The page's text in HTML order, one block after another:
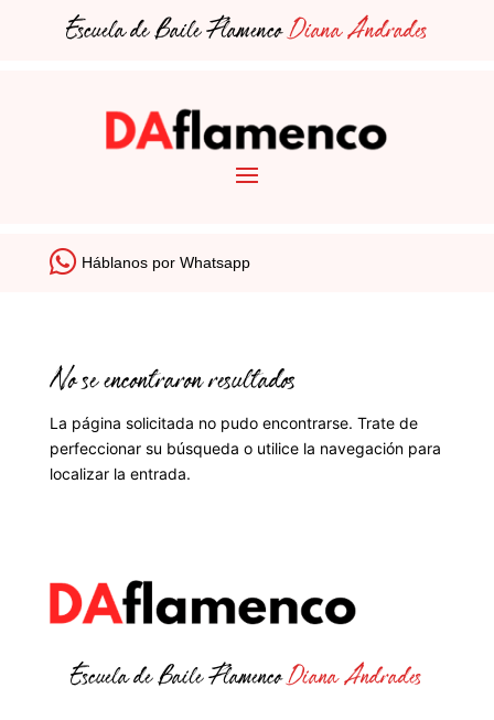
Escuela de Baile FlamencoDiana Andrades
Háblanos por Whatsapp
No se encontraron resultados
La página solicitada no pudo encontrarse. Trate de
perfeccionar su búsqueda o utilice la navegación para
localizar la entrada.
Escuela de Baile FlamencoDiana Andrades